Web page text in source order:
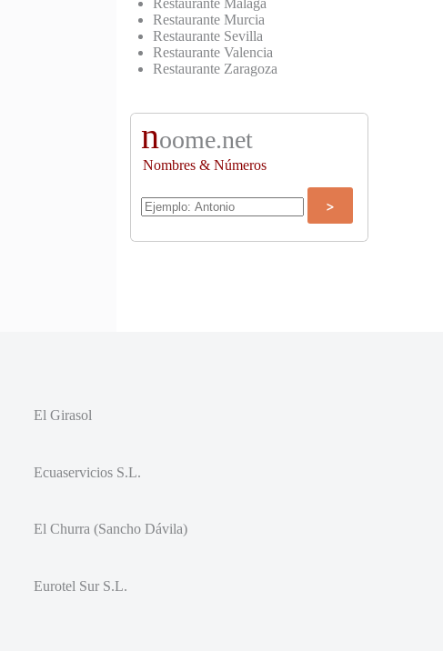
Restaurante Malaga
Restaurante Murcia
Restaurante Sevilla
Restaurante Valencia
Restaurante Zaragoza
noome.net
Nombres & Números
El Girasol
Ecuaservicios S.L.
El Churra (Sancho Dávila)
Eurotel Sur S.L.